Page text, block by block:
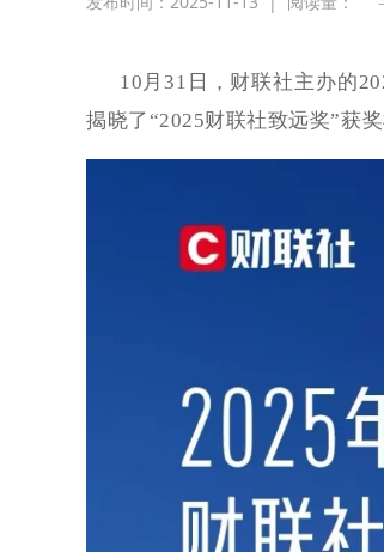
10月31日，财联社主办的
揭晓了“2025财联社致远奖”获